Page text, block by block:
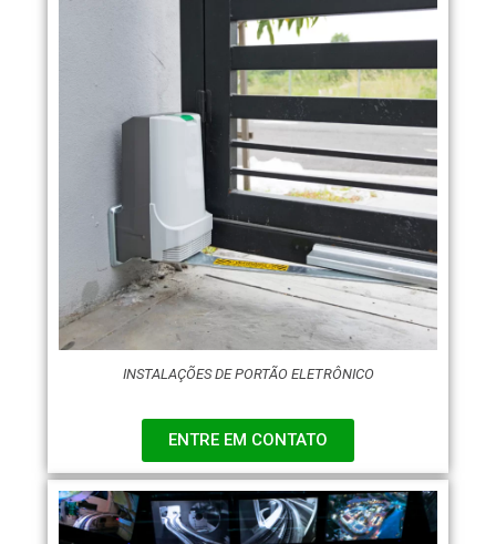
INSTALAÇÕES DE PORTÃO ELETRÔNICO
ENTRE EM CONTATO